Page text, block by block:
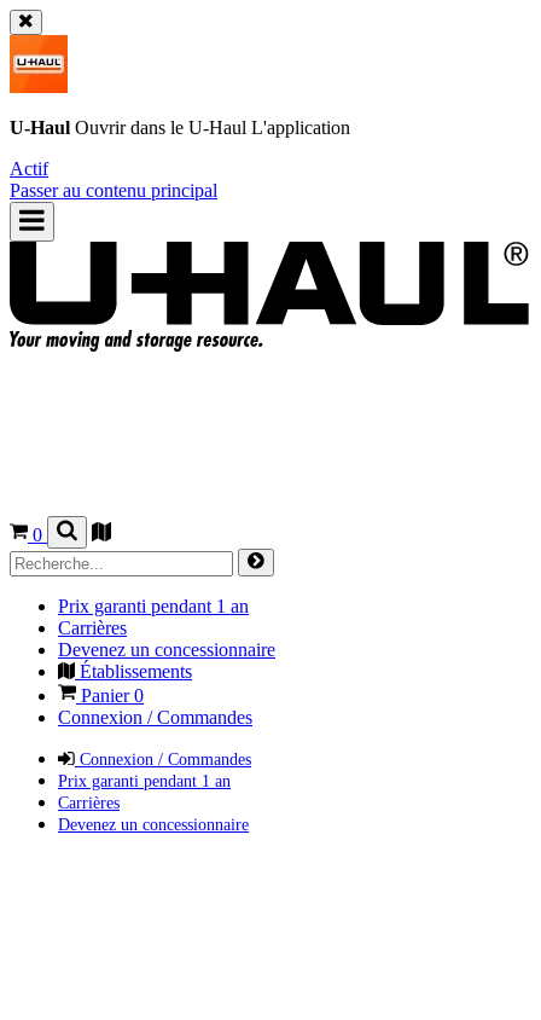
U-Haul Ouvrir dans le U-Haul L'application
Actif
Passer au contenu principal
0
Prix garanti pendant 1 an
Carrières
Devenez un concessionnaire
Établissements
Panier0
Connexion / Commandes
Connexion / Commandes
Prix garanti pendant 1 an
Carrières
Devenez un concessionnaire